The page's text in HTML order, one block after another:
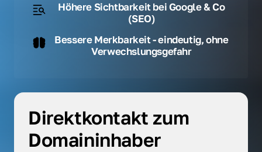
Höhere Sichtbarkeit bei Google & Co
(SEO)
Bessere Merkbarkeit - eindeutig, ohne
Verwechslungsgefahr
Direktkontakt zum
Domaininhaber